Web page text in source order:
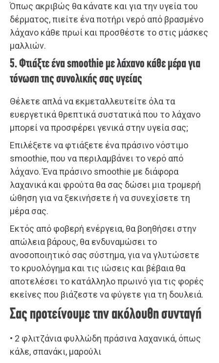
Όπως ακριβώς θα κάνατε και για την υγεία του
δέρματος, πιείτε ένα ποτήρι νερό από βρασμένο
λάχανο κάθε πρωί και προσθέστε το στις μάσκες
μαλλιών.
5. Φτιάξτε ένα smoothie με λάχανο κάθε μέρα για
τόνωση της συνολικής σας υγείας
Θέλετε απλά να εκμεταλλευτείτε όλα τα
ευεργετικά θρεπτικά συστατικά που το λάχανο
μπορεί να προσφέρει γενικά στην υγεία σας;
Επιλέξετε να φτιάξετε ένα πράσινο νόστιμο
smoothie, που να περιλαμβάνει το νερό από
λάχανο. Ένα πράσινο smoothie με διάφορα
λαχανικά και φρούτα θα σας δώσει μια τρομερή
ώθηση για να ξεκινήσετε ή να συνεχίσετε τη
μέρα σας.
Εκτός από φοβερή ενέργεια, θα βοηθήσει στην
απώλεια βάρους, θα ενδυναμώσει το
ανοσοποιητικό σας σύστημα, για να γλυτώσετε
το κρυολόγημα και τις ιώσεις και βέβαια θα
αποτελέσει το κατάλληλο πρωινό για τις φορές
εκείνες που βιάζεστε να φύγετε για τη δουλειά.
Σας προτείνουμε την ακόλουθη συνταγή
• 2 φλιτζάνια φυλλώδη πράσινα λαχανικά, όπως
κάλε, σπανάκι, μαρούλι